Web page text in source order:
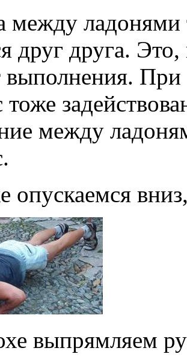
ладонями
друг друга.
выполнения.
тоже
между
опускаемся
выпрямляем